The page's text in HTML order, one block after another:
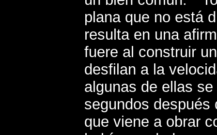
plana que no está
resulta en una
fuere al construir
desfilan a la
algunas de ellas
segundos después
que viene a obrar